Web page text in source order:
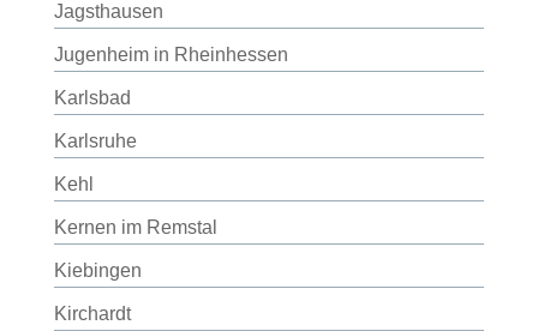
Jagsthausen
Jugenheim in Rheinhessen
Karlsbad
Karlsruhe
Kehl
Kernen im Remstal
Kiebingen
Kirchardt